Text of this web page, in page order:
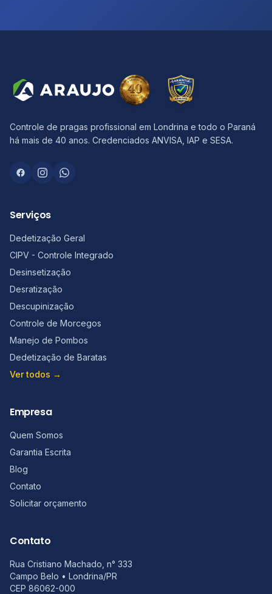
Controle de pragas profissional em Londrina e todo o Paraná
há mais de 40 anos. Credenciados ANVISA, IAP e SESA.
Serviços
Dedetização Geral
CIPV - Controle Integrado
Desinsetização
Desratização
Descupinização
Controle de Morcegos
Manejo de Pombos
Dedetização de Baratas
Ver todos →
Empresa
Quem Somos
Garantia Escrita
Blog
Contato
Solicitar orçamento
Contato
Rua Cristiano Machado, n° 333
Campo Belo • Londrina/PR
CEP 86062-000